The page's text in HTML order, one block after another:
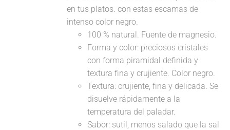
en tus platos. con estas escamas de
intenso color negro.
100 % natural. Fuente de magnesio.
Forma y color: preciosos cristales
con forma piramidal definida y
textura fina y crujiente. Color negro.
Textura: crujiente, fina y delicada. Se
disuelve rápidamente a la
temperatura del paladar.
Sabor: sutil, menos salado que la sal